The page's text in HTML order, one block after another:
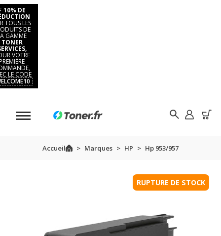
10% DE
TOUS LES
DE
GAMME
TONER
VOTRE
LE CODE
Accueil Marques HP Hp 953/957
RUPTURE DE STOCK